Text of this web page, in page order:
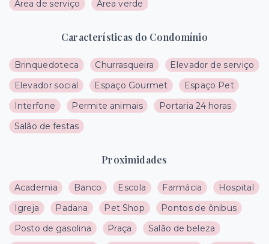
Área de serviço
Área verde
Características do Condomínio
Brinquedoteca Churrasqueira
Elevador de serviço
Elevador social
Espaço Gourmet
Espaço Pet
Interfone
Permite animais
Portaria 24 horas
Salão de festas
Proximidades
Academia Banco Escola Farmácia
Hospital
Igreja
Padaria Pet Shop
Pontos de ônibus
Posto de gasolina
Praça
Salão de beleza